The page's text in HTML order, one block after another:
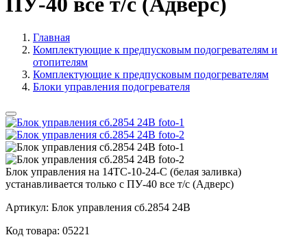
Главная
Комплектующие к предпусковым подогревателям и
отопителям
Комплектующие к предпусковым подогревателям
Блоки управления подогревателя
Блок управления на 14ТС-10-24-С (белая заливка)
устанавливается только с ПУ-40 все т/с (Адверс)
Артикул: Блок управления сб.2854 24В
Код товара: 05221